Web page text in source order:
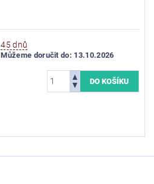
45 dnů
Můžeme doručit do: 13.10.2026